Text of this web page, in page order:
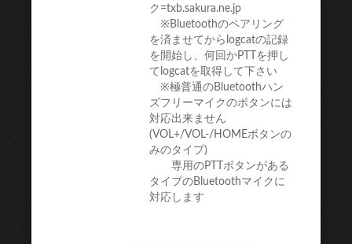
ク=txb.sakura.ne.jp
※Bluetoothのペアリング
を済ませてからlogcatの記録
を開始し、何回かPTTを押し
てlogcatを取得して下さい
※極普通のBluetoothハン
ズフリーマイクのボタンには
対応出来ません
(VOL+/VOL-/HOMEボタンの
みのタイプ)
専用のPTTボタンがある
タイプのBluetoothマイクに
対応します